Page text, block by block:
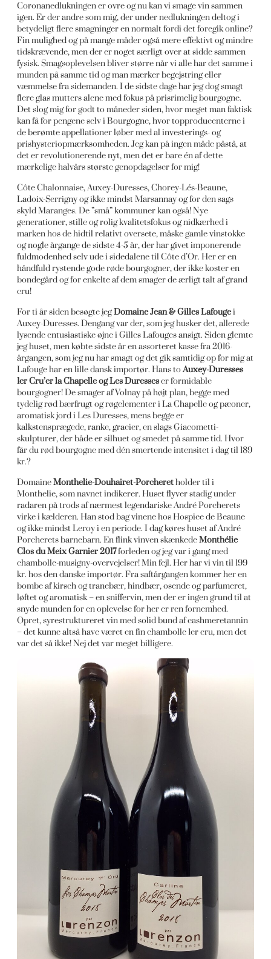
Coronanedlukningen er ovre og nu kan vi smage vin sammen
igen. Er der andre som mig, der under nedlukningen deltog i
betydeligt flere smagninger en normalt fordi det foregik online?
Fin mulighed og på mange måder også mere effektivt og mindre
tidskrævende, men der er noget særligt over at sidde sammen
fysisk. Smagsoplevelsen bliver større når vi alle har det samme i
munden på samme tid og man mærker begejstring eller
væmmelse fra sidemanden. I de sidste dage har jeg dog smagt
flere glas mutters alene med fokus på prisrimelig bourgogne.
Det slog mig for godt to måneder siden, hvor meget man faktisk
kan få for pengene selv i Bourgogne, hvor topproducenterne i
de berømte appellationer løber med al investerings- og
prishysteriopmærksomheden. Jeg kan på ingen måde påstå, at
det er revolutionerende nyt, men det er bare én af dette
mærkelige halvårs største genopdagelser for mig!
Côte Chalonnaise, Auxey-Duresses, Chorey-Lés-Beaune,
Ladoix-Serrigny og ikke mindst Marsannay og for den sags
skyld Maranges. De ”små” kommuner kan også! Nye
generationer, stille og rolig kvalitetsfokus og nidkærhed i
marken hos de hidtil relativt oversete, måske gamle vinstokke
og nogle årgange de sidste 4-5 år, der har givet imponerende
fuldmodenhed selv ude i sidedalene til Côte d’Or. Her er en
håndfuld rystende goderødebourgogner, der ikke koster en
bondegård og for enkelte af dem smager de ærligt talt af grand
cru!
For ti år siden besøgte jegDomaine Jean & Gilles Lafougei
Auxey-Duresses. Dengang var der, som jeg husker det, allerede
lysende entusiastiske øjne i Gilles Lafouges ansigt. Siden glemte
jeg huset, men købte sidste år en assorteret kasse fra 2016-
årgangen, som jeg nu har smagt og det gik samtidig op for mig at
Lafouge har en lille dansk importør. Hans toAuxey-Duresses
1er Cru’er la Chapelle og Les Duresseser formidable
bourgogner! De smager af Volnay på højt plan, begge med
tydelig rød bærfrugt og røgelementer i La Chapelle og pæoner,
aromatisk jord i Les Duresses, mens begge er
kalkstensprægede, ranke, gracier, en slags Giacometti-
skulpturer, der både er silhuet og smedet på samme tid. Hvor
får du rød bourgogne med dén smertende intensitet i dag til 189
kr.?
DomaineMonthelie-Douhairet-Porcheretholder til i
Monthelie, som navnet indikerer. Huset flyver stadig under
radaren på trods af nærmest legendariske André Porcherets
virke i kælderen. Han stod bag vinene hos Hospice de Beaune
og ikke mindst Leroy i en periode. I dag køres huset af André
Porcherets barnebarn. En flink vinven skænkedeMonthélie
Clos du Meix Garnier 2017forleden og jeg var i gang med
chambolle-musigny-overvejelser! Min fejl. Her har vi vin til 199
kr. hos den danske importør. Fra saftårgangen kommer her en
bombe af kirsch og tranebær, hindbær, osende og parfumeret,
løftet og aromatisk – en sniffervin, men der er ingen grund til at
snyde munden for en oplevelse for her er ren fornemhed.
Opret, syrestruktureret vin med solid bund af cashmeretannin
– det kunne altså have været en fin chambolle 1er cru, men det
var det så ikke! Nej det var meget billigere.